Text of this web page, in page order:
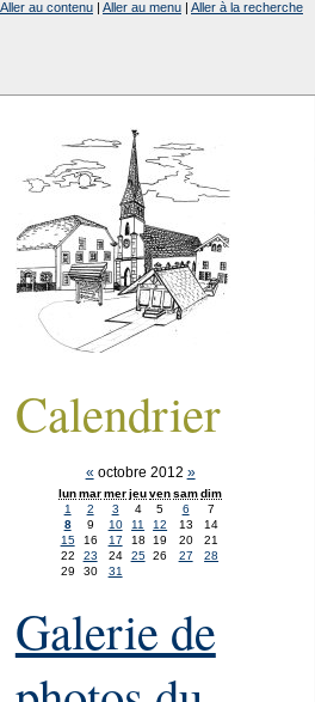
Aller au contenu | Aller au menu | Aller à la recherche
Calendrier
« octobre 2012 »
lunmarmerjeuvensamdim
1
2 3 4 5 6
7
8
9 10 11 12 13
14
15
16 17 18 19 20
21
22
23 24 25 26 27
28
29
30 31
Galerie de